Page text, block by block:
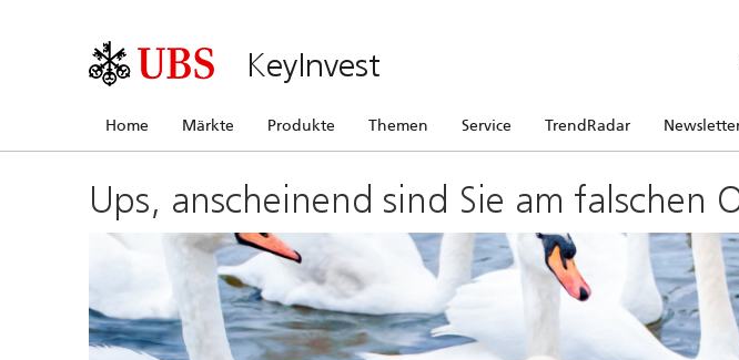
KeyInvest
Home Märkte Produkte Themen Service TrendRadar
Ups, anscheinend sind Sie am falschen